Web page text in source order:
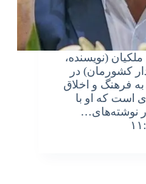
(نویسنده،
کشورمان) در
فرهنگ و اخلاق
است که او با
نوشته‌های…